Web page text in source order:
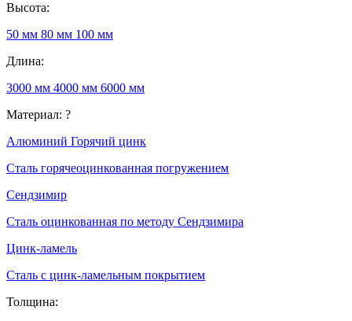
Высота:
50 мм 80 мм 100 мм
Длина:
3000 мм 4000 мм 6000 мм
Материал: ?
Алюминий Горячий цинк
Сталь горячеоцинкованная погружением
Сендзимир
Сталь оцинкованная по методу Сендзимира
Цинк-ламель
Сталь с цинк-ламельным покрытием
Толщина: